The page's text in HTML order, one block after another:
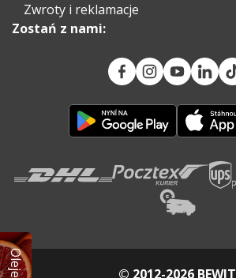
Zwroty i reklamacje
Zostań z nami:
© 2012-2026 BEWIT